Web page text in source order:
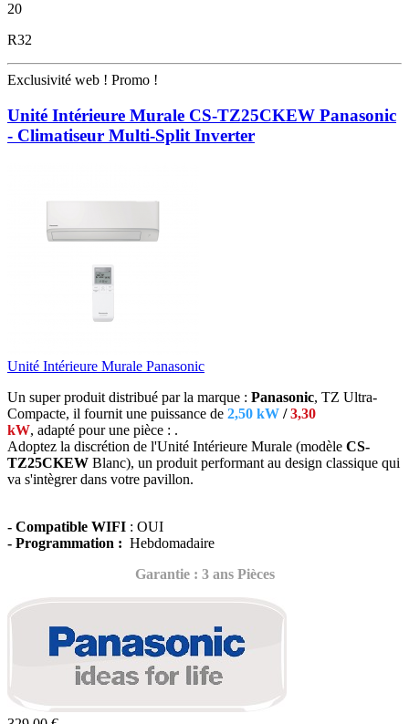
20
R32
Exclusivité web ! Promo !
Unité Intérieure Murale CS-TZ25CKEW Panasonic
- Climatiseur Multi-Split Inverter
Unité Intérieure Murale Panasonic
Un super produit distribué par la marque : Panasonic, TZ Ultra-
Compacte, il fournit une puissance de 2,50 kW /3,30
kW, adapté pour une pièce : .
Adoptez la discrétion de l'Unité Intérieure Murale (modèle CS-
TZ25CKEW Blanc), un produit performant au design classique qui
va s'intègrer dans votre pavillon.
- Compatible WIFI : OUI
- Programmation : Hebdomadaire
Garantie : 3 ans Pièces